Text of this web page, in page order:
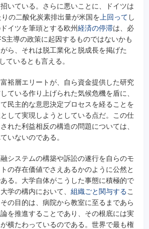
いている。さらに悪いことに、ドイツは
の二酸化炭素排出量が米国を 上回って し
イツを筆頭とする欧州経済の停滞は、必
主導の政策に起因するものではないかも
ら、それは脱工業化と脱成長を掲げた
ているとも言える。
裕層エリートが、自ら資金提供した研究
ている作り上げられた気候危機を盾に、
民主的な意思決定プロセスを経ることを
して実現しようとしている点だ。この仕
れた利益相反の構造の問題については、
いないのである。
システムの構築や訴訟の遂行を自らのモ
の存在価値でさえあるかのように公然と
る。大学自体がこうした事態に積極的で
学の構内において、 組織ごと関与するこ
の目的は、病院から教室に至るまであら
を推進することであり、その根底には実
横たわっているのである。世界で最も権